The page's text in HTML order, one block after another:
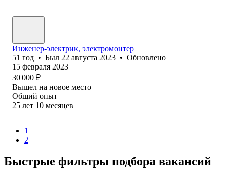
Инженер-электрик, электромонтер
51 год • Был 22 августа 2023 • Обновлено
15 февраля 2023
30 000 ₽
Вышел на новое место
Общий опыт
25 лет 10 месяцев
1
2
Быстрые фильтры подбора вакансий